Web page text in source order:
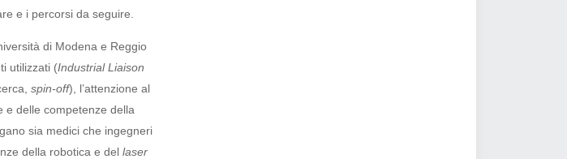
e i percorsi da seguire.
di Modena e Reggio
utilizzati (Industrial Liaison
spin-off), l’attenzione al
e delle competenze della
sia medici che ingegneri
della robotica e del laser